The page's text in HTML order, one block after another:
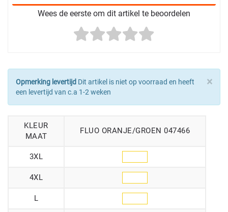
Wees de eerste om dit artikel te beoordelen
×
Opmerking levertijd Dit artikel is niet op voorraad en heeft
een levertijd van c.a 1-2 weken
KLEUR
MAAT
FLUO ORANJE/GROEN 047466
3XL
4XL
L